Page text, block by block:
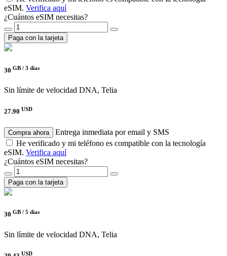
eSIM. Verifica aquí
¿Cuántos eSIM necesitas?
Paga con la tarjeta
30 GB / 3 días
Sin límite de velocidad DNA, Telia
27.90 USD
Compra ahora
Entrega inmediata por email y SMS
He verificado y mi teléfono es compatible con la tecnología
eSIM. Verifica aquí
¿Cuántos eSIM necesitas?
Paga con la tarjeta
30 GB / 5 días
Sin límite de velocidad DNA, Telia
USD